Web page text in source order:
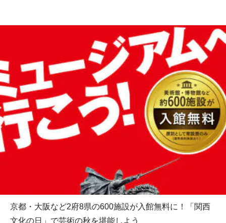
京都・大阪など2府8県の600施設が入館無料に！「関西
文化の日」で芸術の秋を堪能しよう